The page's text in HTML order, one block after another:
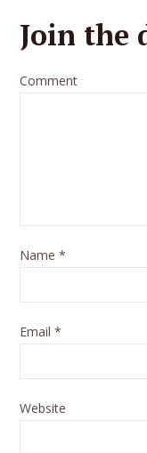
Join the
Comment
Name *
Email *
Website